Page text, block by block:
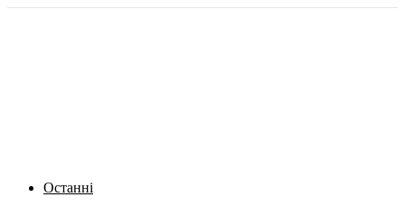
Останні